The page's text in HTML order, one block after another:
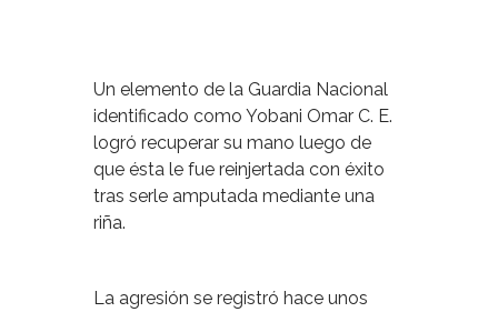
Un elemento de la Guardia Nacional
identificado como Yobani Omar C. E.
logró recuperar su mano luego de
que ésta le fue reinjertada con éxito
tras serle amputada mediante una
riña.
La agresión se registró hace unos